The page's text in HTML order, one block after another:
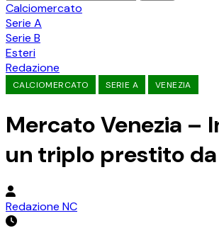
Calciomercato
Serie A
Serie B
Esteri
Redazione
CALCIOMERCATO SERIE A VENEZIA
Mercato Venezia –
un triplo prestito da
Redazione NC